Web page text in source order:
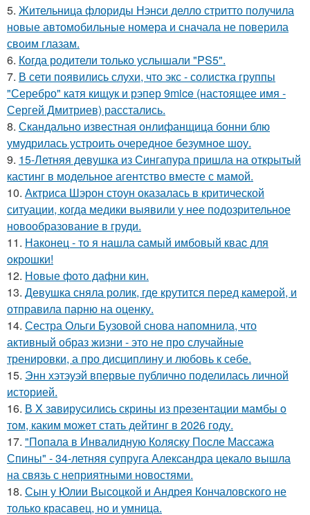
5. Жительница флориды Нэнси делло стритто получила
новые автомобильные номера и сначала не поверила
своим глазам.
6. Когда родители только услышали "PS5".
7. В сети появились слухи, что экс - солистка группы
"Серебро" катя кищук и рэпер 9mice (настоящее имя -
Сергей Дмитриев) расстались.
8. Скандально известная онлифанщица бонни блю
умудрилась устроить очередное безумное шоу.
9. 15-Летняя девушка из Сингапура пришла на открытый
кастинг в модельное агентство вместе с мамой.
10. Актриса Шэрон стоун оказалась в критической
ситуации, когда медики выявили у нее подозрительное
новообразование в груди.
11. Наконец - то я нашла cамый имбовый кваc для
oкрошки!
12. Новые фото дафни кин.
13. Девушка сняла ролик, где крутится перед камерой, и
отправила парню на оценку.
14. Сестра Ольги Бузовой снова напомнила, что
активный образ жизни - это не про случайные
тренировки, а про дисциплину и любовь к себе.
15. Энн хэтэуэй впервые публично поделилась личной
историей.
16. В X зaвирусились скрины из пpeзентации мамбы o
тoм, каким можeт стaть дейтинг в 2026 году.
17. "Попала в Инвалидную Коляску После Массажа
Спины" - 34-летняя супруга Александра цекало вышла
на связь с неприятными новостями.
18. Сын у Юлии Высоцкой и Андрея Кончаловского не
только красавец, но и умница.